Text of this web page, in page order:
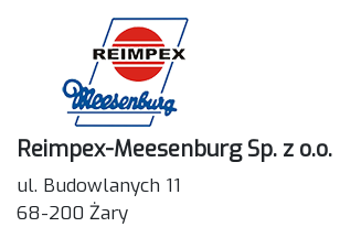
Reimpex-Meesenburg Sp. z o.o.
ul. Budowlanych 11
68-200 Żary